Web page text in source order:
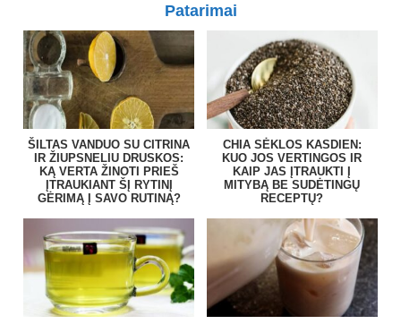
Patarimai
ŠILTAS VANDUO SU CITRINA
IR ŽIUPSNELIU DRUSKOS:
KĄ VERTA ŽINOTI PRIEŠ
ĮTRAUKIANT ŠĮ RYTINĮ
GĖRIMĄ Į SAVO RUTINĄ?
CHIA SĖKLOS KASDIEN:
KUO JOS VERTINGOS IR
KAIP JAS ĮTRAUKTI Į
MITYBĄ BE SUDĖTINGŲ
RECEPTŲ?